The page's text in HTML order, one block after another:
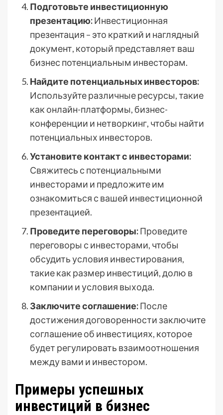
Подготовьте инвестиционную
презентацию:Инвестиционная
презентация – это краткий и наглядный
документ, который представляет ваш
бизнес потенциальным инвесторам.
Найдите потенциальных инвесторов:
Используйте различные ресурсы, такие
как онлайн-платформы, бизнес-
конференции и нетворкинг, чтобы найти
потенциальных инвесторов.
Установите контакт с инвесторами:
Свяжитесь с потенциальными
инвесторами и предложите им
ознакомиться с вашей инвестиционной
презентацией.
Проведите переговоры:Проведите
переговоры с инвесторами, чтобы
обсудить условия инвестирования,
такие как размер инвестиций, долю в
компании и условия выхода.
Заключите соглашение:После
достижения договоренности заключите
соглашение об инвестициях, которое
будет регулировать взаимоотношения
между вами и инвестором.
Примеры успешных
инвестиций в бизнес